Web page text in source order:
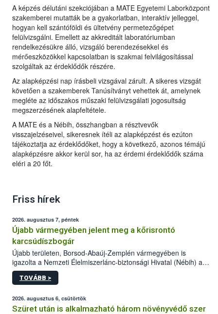
A képzés délutáni szekciójában a MATE Egyetemi Laborközpont
szakemberei mutatták be a gyakorlatban, interaktív jelleggel,
hogyan kell szántóföldi és ültetvény permetezőgépet
felülvizsgálni. Emellett az akkreditált laboratóriumban
rendelkezésükre álló, vizsgáló berendezésekkel és
mérőeszközökkel kapcsolatban is szakmai felvilágosítással
szolgáltak az érdeklődők részére.
Az alapképzési nap írásbeli vizsgával zárult. A sikeres vizsgát
követően a szakemberek Tanúsítványt vehettek át, amelynek
megléte az időszakos műszaki felülvizsgálati jogosultság
megszerzésének alapfeltétele.
A MATE és a Nébih, összhangban a résztvevők
visszajelzéseivel, sikeresnek ítéli az alapképzést és ezúton
tájékoztatja az érdeklődőket, hogy a következő, azonos témájú
alapképzésre akkor kerül sor, ha az érdemi érdeklődők száma
eléri a 20 főt.
Friss hírek
2026. augusztus 7, péntek
Újabb vármegyében jelent meg a kőrisrontó
karcsúdíszbogár
Újabb területen, Borsod-Abaúj-Zemplén vármegyében is
igazolta a Nemzeti Élelmiszerlánc-biztonsági Hivatal (Nébih) a
kőrisrontó karcsúdíszbogár (Agrilus planipennis) jelenlétét. A
kártevőt nem csak színcsapdában találták meg, de már fertőzött
az intenzív felderítést, emellett az intézkedéseket a szlovák
hatósággal is összehangolják a terjedés megállítása érdekében.
TOVÁBB >
2026. augusztus 6, csütörtök
Szüret után is alkalmazható három növényvédő szer